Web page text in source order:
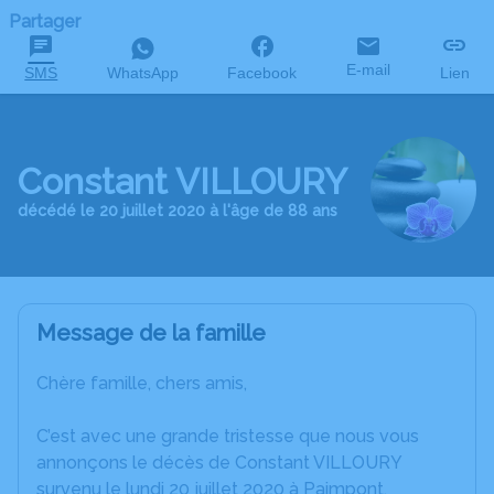
Partager
SMS WhatsApp Facebook E-mail Lien
Constant VILLOURY
décédé le 20 juillet 2020 à l'âge de 88 ans
Message de la famille
Chère famille, chers amis,
C’est avec une grande tristesse que nous vous
annonçons le décès de Constant VILLOURY
survenu le lundi 20 juillet 2020 à Paimpont.